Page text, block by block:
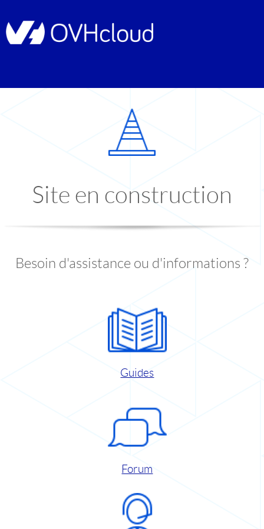
Site en construction
Besoin d'assistance ou d'informations ?
Guides
Forum